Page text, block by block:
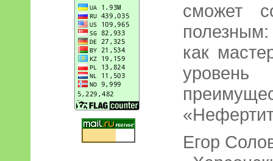
сможет
полезным:
как
Егор